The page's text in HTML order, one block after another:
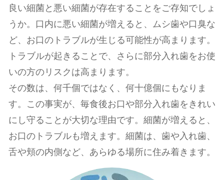
良い細菌と悪い細菌が存在することをご存知でしょ
うか。口内に悪い細菌が増えると、ムシ⻭や口臭な
ど、お口のトラブルが生じる可能性が⾼まります。
トラブルが起きることで、さらに部分⼊れ⻭をお使
いの⽅のリスクは⾼まります。
その数は、何千個ではなく、何⼗億個にもなりま
す。この事実が、毎⾷後お口や部分⼊れ⻭をきれい
にし守ることが⼤切な理由です。細菌が増えると、
お口のトラブルも増えます。細菌は、⻭や⼊れ⻭、
⾆や頬の内側など、あらゆる場所に住み着きます。